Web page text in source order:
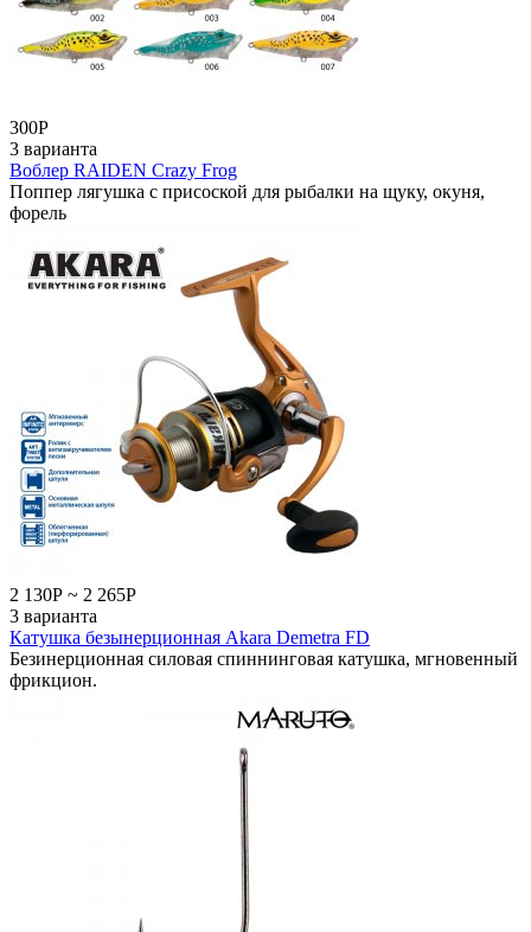
300Р
3 варианта
Воблер RAIDEN Crazy Frog
Поппер лягушка с присоской для рыбалки на щуку, окуня,
форель
2 130Р ~ 2 265Р
3 варианта
Катушка безынерционная Akara Demetra FD
Безинерционная силовая спиннинговая катушка, мгновенный
фрикцион.